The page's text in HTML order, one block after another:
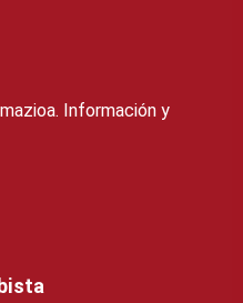
Información y